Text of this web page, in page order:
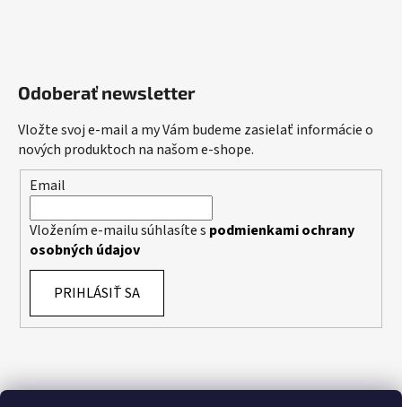
Odoberať newsletter
Vložte svoj e-mail a my Vám budeme zasielať informácie o
nových produktoch na našom e-shope.
Email
Vložením e-mailu súhlasíte s podmienkami ochrany
osobných údajov
PRIHLÁSIŤ SA